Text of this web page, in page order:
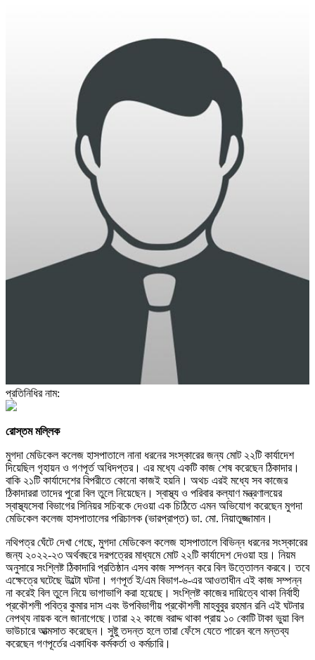
প্রতিনিধির নাম:
রোস্তম মল্লিক
মুগদা মেডিকেল কলেজ হাসপাতালে নানা ধরনের সংস্কারের জন্য মোট ২২টি কার্যাদেশ
দিয়েছিল গৃহায়ন ও গণপূর্ত অধিদপ্তর। এর মধ্যে একটি কাজ শেষ করেছেন ঠিকাদার।
বাকি ২১টি কার্যাদেশের বিপরীতে কোনো কাজই হয়নি। অথচ এরই মধ্যে সব কাজের
ঠিকাদাররা তাদের পুরো বিল তুলে নিয়েছেন। স্বাস্থ্য ও পরিবার কল্যাণ মন্ত্রণালয়ের
স্বাস্থ্যসেবা বিভাগের সিনিয়র সচিবকে দেওয়া এক চিঠিতে এমন অভিযোগ করেছেন মুগদা
মেডিকেল কলেজ হাসপাতালের পরিচালক (ভারপ্রাপ্ত) ডা. মো. নিয়াতুজ্জামান।
নথিপত্র ঘেঁটে দেখা গেছে, মুগদা মেডিকেল কলেজ হাসপাতালে বিভিন্ন ধরনের সংস্কারের
জন্য ২০২২-২৩ অর্থবছরে দরপত্রের মাধ্যমে মোট ২২টি কার্যাদেশ দেওয়া হয়। নিয়ম
অনুসারে সংশ্লিষ্ট ঠিকাদারি প্রতিষ্ঠান এসব কাজ সম্পন্ন করে বিল উত্তোলন করবে। তবে
এক্ষেত্রে ঘটেছে উল্টো ঘটনা। গণপূর্ত ই/এম বিভাগ-৬-এর আওতাধীন এই কাজ সম্পন্ন
না করেই বিল তুলে নিয়ে ভাগাভাগি করা হয়েছে। সংশ্লিষ্ট কাজের দায়িত্বে থাকা নির্বাহী
প্রকৌশলী পবিত্র কুমার দাস এবং উপবিভাগীয় প্রকৌশলী মাহবুবুর রহমান রনি এই ঘটনার
নেপথ্য নায়ক বলে জানাগেছে।তারা ২২ কাজে বরাদ্দ থাকা প্রায় ১০ কোটি টাকা ভুয়া বিল
ভাউচারে আত্মসাত করেছেন। সুষ্টু তদন্ত হলে তারা ফেঁসে যেতে পারেন বলে মন্তব্য
করেছেন গণপূর্তের একাধিক কর্মকর্তা ও কর্মচারি।